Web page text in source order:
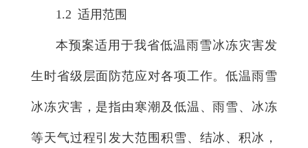
1.2 适用范围
本预案适用于我省低温雨雪冰冻灾害发
生时省级层面防范应对各项工作。低温雨雪
冰冻灾害，是指由寒潮及低温、雨雪、冰冻
等天气过程引发大范围积雪、结冰、积冰，